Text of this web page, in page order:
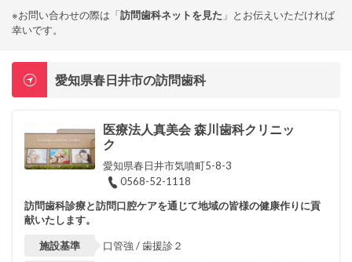
※お問い合わせの際は「訪問歯科ネットを見た 」とお伝えいただければ
幸いです。
愛知県春日井市の訪問歯科
医療法人真美会 森川歯科クリニッ
ク
愛知県春日井市気噴町5-8-3
0568-52-1118
訪問歯科診療と訪問口腔ケアを通じて地域の皆様の健康作りに貢
献いたします。
施設基準 口管強 / 歯援診２